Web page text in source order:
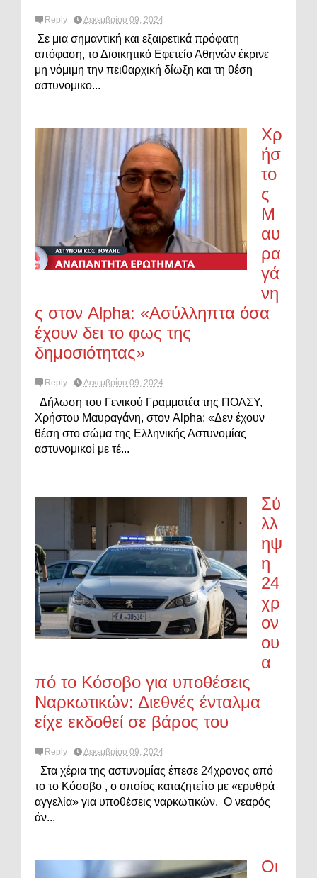
Reply Δεκεμβρίου 09, 2024
Σε μια σημαντική και εξαιρετικά πρόφατη
απόφαση, το Διοικητικό Εφετείο Αθηνών έκρινε
μη νόμιμη την πειθαρχική δίωξη και τη θέση
αστυνομικο...
Χρ
ήσ
το
ς
Μ
αυ
ρα
γά
νη
ς στον Alpha: «Ασύλληπτα όσα
έχουν δει το φως της
δημοσιότητας»
Reply Δεκεμβρίου 09, 2024
Δήλωση του Γενικού Γραμματέα της ΠΟΑΣΥ,
Χρήστου Μαυραγάνη, στον Alpha: «Δεν έχουν
θέση στο σώμα της Ελληνικής Αστυνομίας
αστυνομικοί με τέ...
Σύ
λλ
ηψ
η
24
χρ
ον
ου
α
πό το Κόσοβο για υποθέσεις
Ναρκωτικών: Διεθνές ένταλμα
είχε εκδοθεί σε βάρος του
Reply Δεκεμβρίου 09, 2024
Στα χέρια της αστυνομίας έπεσε 24χρονος από
το το Κόσοβο , ο οποίος καταζητείτο με «ερυθρά
αγγελία» για υποθέσεις ναρκωτικών. Ο νεαρός
άν...
Οι